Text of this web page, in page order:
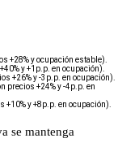
+28% y ocupación estable).
y +1p.p. en ocupación).
+26% y -3p.p. en ocupación).
precios +24% y -4p.p. en
+10% y +8p.p. en ocupación).
se mantenga